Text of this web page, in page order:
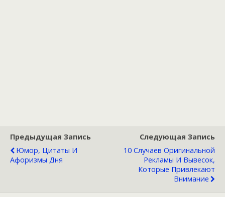
Предыдущая Запись
Юмор, Цитаты И
Афоризмы Дня
Следующая Запись
10 Случаев Оригинальной
Рекламы И Вывесок,
Которые Привлекают
Внимание